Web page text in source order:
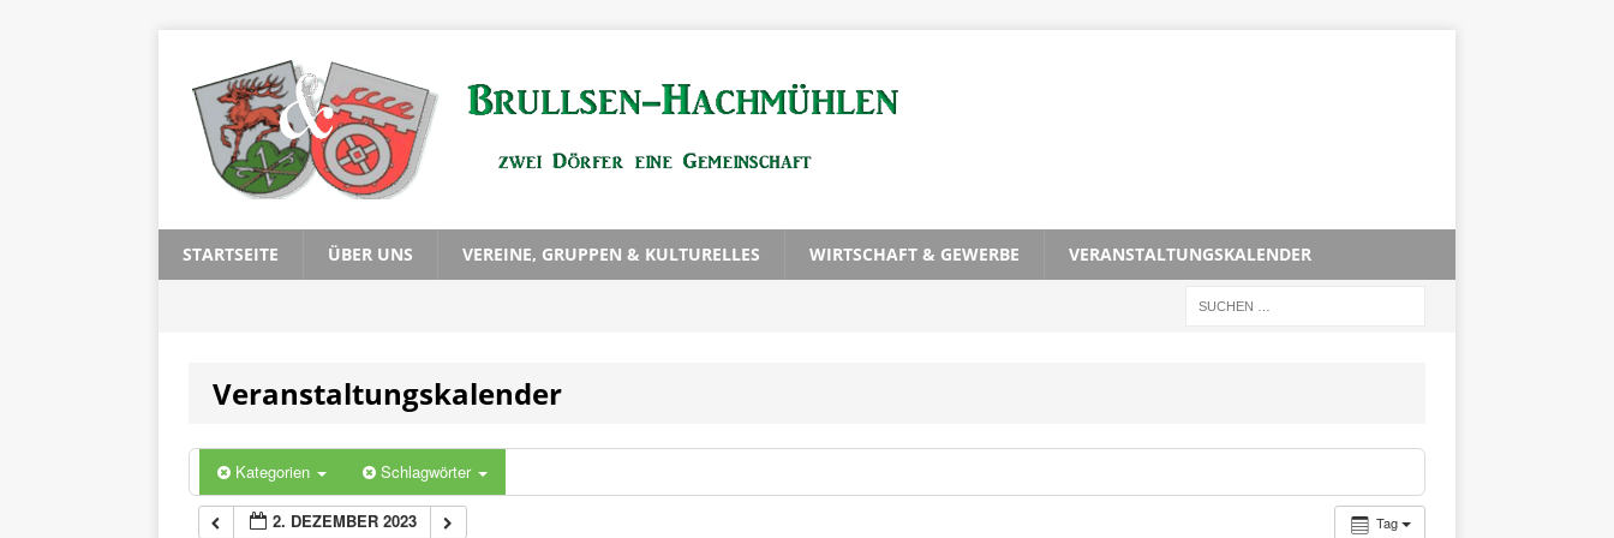
STARTSEITE ÜBER UNS VEREINE, GRUPPEN & KULTURELLES WIRTSCHAFT & GEWERBE VERANSTALTUNGSKALENDER
Veranstaltungskalender
Kategorien Schlagwörter
Tag
2. DEZEMBER 2023
1:00
2:00
3:00
5:00
6:00